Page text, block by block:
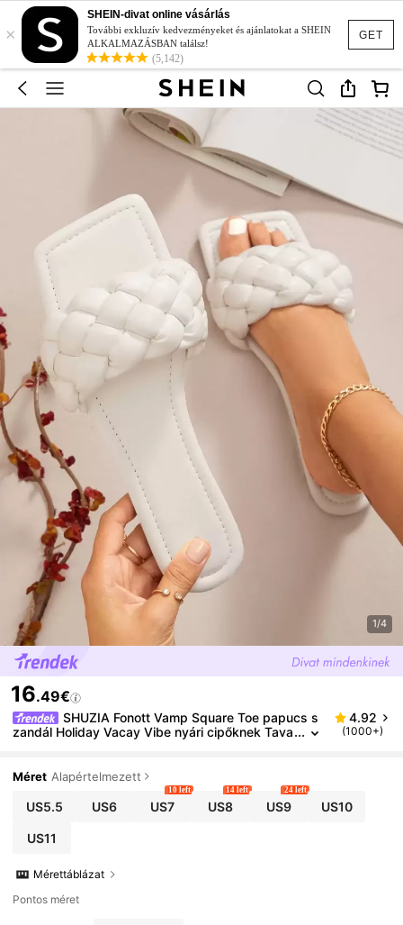
GET
×
SHEIN-divat online vásárlás
További exkluzív kedvezményeket és ajánlatokat a SHEIN
ALKALMAZÁSBAN találsz!
(5,142)
1/4
16.49€
SHUZIA Fonott Vamp Square Toe papucs s
zandál Holiday Vacay Vibe nyári cipőknek Tava
4.92
(1000+)
Méret Alapértelmezett
US5.5 US6 US7
10 left
US8
14 left
US9
24 left
US10
US11
Mérettáblázat
Pontos méret